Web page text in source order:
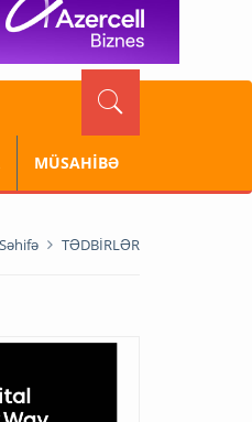
MÜSAHİBƏ
TƏDBİRLƏR